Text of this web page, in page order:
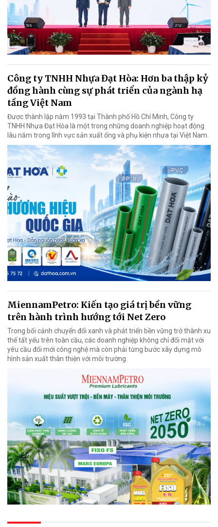
Công ty TNHH Nhựa Đạt Hòa: Hơn ba thập kỷ
đồng hành cùng sự phát triển của ngành hạ
tầng Việt Nam
Được thành lập năm 1993 tại Thành phố Hồ Chí Minh, Công ty
TNHH Nhựa Đạt Hòa là một trong những doanh nghiệp hoạt động
lâu năm trong lĩnh vực sản xuất ống và phụ kiện nhựa tại Việt Nam.
MiennamPetro: Kiến tạo giá trị bền vững
trên hành trình hướng tới Net Zero
Trong bối cảnh chuyển đổi xanh và phát triển bền vững trở thành xu
thế tất yếu trên toàn cầu, các doanh nghiệp không chỉ đối mặt với
yêu cầu đổi mới công nghệ mà còn phải từng bước xây dựng mô
hình sản xuất thân thiện với môi trường.